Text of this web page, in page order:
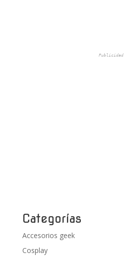
Publicidad
Categorías
Accesorios geek
Cosplay